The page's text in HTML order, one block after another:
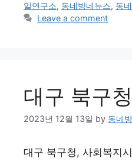
일연구소, 동네방네뉴스, 동
Leave a comment
대구 북구
2023년 12월 13일 by 동네
대구 북구청, 사회복지